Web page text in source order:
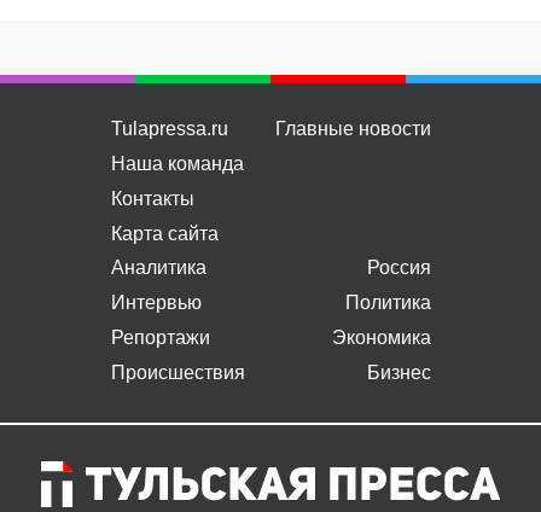
Tulapressa.ru
Наша команда
Контакты
Карта сайта
Главные новости
Аналитика
Интервью
Репортажи
Происшествия
Россия
Политика
Экономика
Бизнес